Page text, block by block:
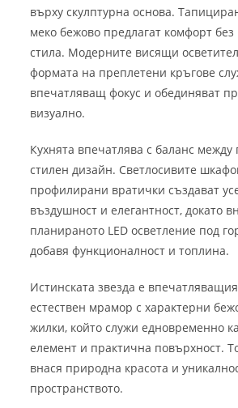
върху скулптурна основа.
меко бежово предлагат комфорт
стила. Модерните висящи
формата на преплетени кръгове
впечатляващ фокус и обединяват
визуално.
Кухнята впечатлява с баланс между
стилен дизайн. Светлосивите
профилирани вратички създават
въздушност и елегантност, докато
планираното LED осветление под
добавя функционалност и топлина.
Истинската звезда е
естествен мрамор с характерни
жилки, който служи едновременно
елемент и практична повърхност.
внася природна красота и
пространството.